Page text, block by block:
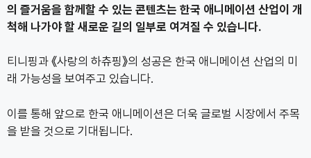
의 즐거움을 함께할 수 있는 콘텐츠는 한국 애니메이션 산업이 개
척해 나가야 할 새로운 길의 일부로 여겨질 수 있습니다.
티니핑과 《사랑의 하츄핑》의 성공은 한국 애니메이션 산업의 미
래 가능성을 보여주고 있습니다.
이를 통해 앞으로 한국 애니메이션은 더욱 글로벌 시장에서 주목
을 받을 것으로 기대됩니다.